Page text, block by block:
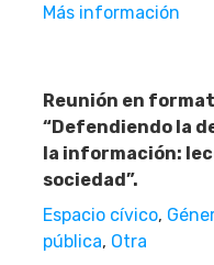
Más información
Reunión en
“Defendiendo la
la información:
sociedad”.
Espacio cívico,
pública, Otra